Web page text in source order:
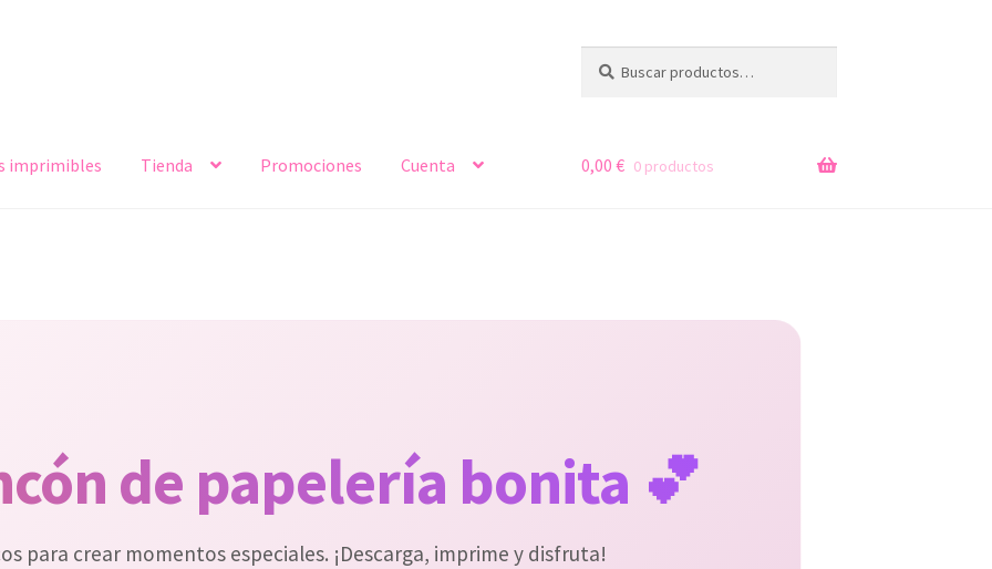
por:
imprimibles Tienda Promociones Cuenta 0,00 € 0 productos
de papelería bonita 💕
para crear momentos especiales. ¡Descarga, imprime y disfruta!